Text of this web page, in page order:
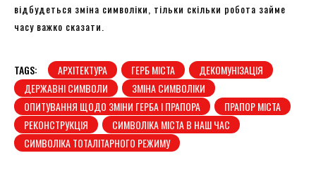
відбудеться зміна символіки, тільки скільки робота займе
часу важко сказати.
TAGS: АРХІТЕКТУРА ГЕРБ МІСТА
ДЕКОМУНІЗАЦІЯ
ДЕРЖАВНІ СИМВОЛИ
ЗМІНА СИМВОЛІКИ
ОПИТУВАННЯ ЩОДО ЗМІНИ ГЕРБА І ПРАПОРА
ПРАПОР МІСТА
РЕКОНСТРУКЦІЯ
СИМВОЛІКА МІСТА В НАШ ЧАС
СИМВОЛІКА ТОТАЛІТАРНОГО РЕЖИМУ